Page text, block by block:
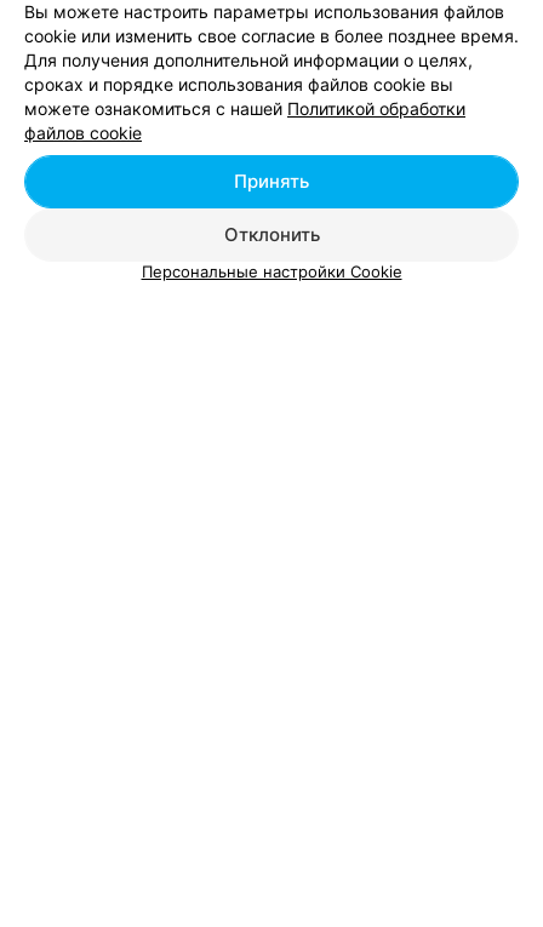
Эпиляция лица - цена в Бресте
Депиляция бороды
от 5 руб.
Депиляция верхней губы
от 6 руб.
Депиляция воском лица
Депиляция воском лица (1 зона)
Депиляция лица
от 3 руб.
Депиляция подбородка
Депиляция усики
Вы можете настроить параметры использования файлов
cookie или изменить свое согласие в более позднее время.
Для получения дополнительной информации о целях,
сроках и порядке использования файлов cookie вы
можете ознакомиться с нашей Политикой обработки
файлов cookie
Отклонить
Принять
Персональные настройки Cookie